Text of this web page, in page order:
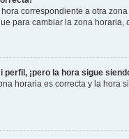
correspondiente a otra
para cambiar la zona
perfil, ¡pero la hora sigue
horaria es correcta y la hora